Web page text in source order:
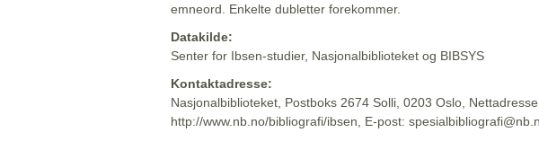
emneord. Enkelte dubletter forekommer.
Datakilde:
Senter for Ibsen-studier, Nasjonalbiblioteket og BIBSYS
Kontaktadresse:
Nasjonalbiblioteket, Postboks 2674 Solli, 0203 Oslo,
http://www.nb.no/bibliografi/ibsen, E-post: